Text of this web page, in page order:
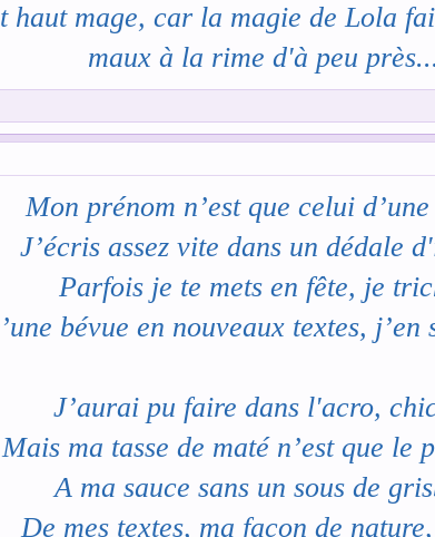
Ni cadeau, ni autres
Que de l'amitié qu'ils
De tes récits, tu n'es pas radin
Tu rédiges près des jolies
Ou des mémés argentées et
Promènent leurs petits
Sur la promenade des
Tu nous sors des mots de ta
Pour ta muse Lola, indomptable
Celle qui a vécu près du pays de la
Loin à ses yeux d'être une
haut mage, car la magie de Lola
maux à la rime d'à peu
Mon prénom n’est que celui
J’écris assez vite dans un dédale
Parfois je te mets en fête, je
bévue en nouveaux textes, j’en
J’aurai pu faire dans l'acro,
Mais ma tasse de maté n’est que le
A ma sauce sans un sous de
De mes textes, ma façon de